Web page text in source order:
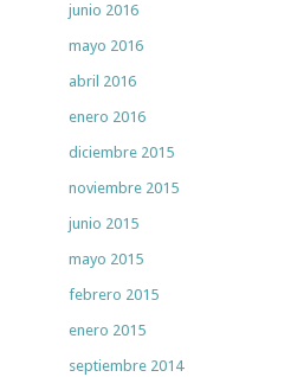
junio 2016
mayo 2016
abril 2016
enero 2016
diciembre 2015
noviembre 2015
junio 2015
mayo 2015
febrero 2015
enero 2015
septiembre 2014